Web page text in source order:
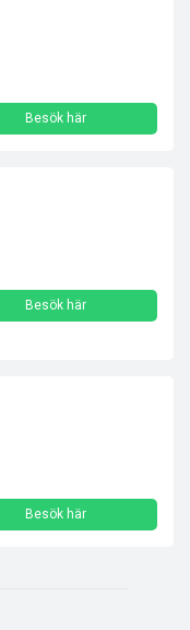
Besök här
Besök här
Besök här